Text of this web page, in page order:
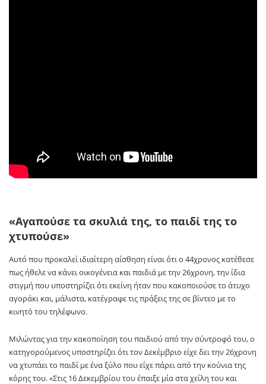
«Αγαπούσε τα σκυλιά της, το παιδί της το
χτυπούσε»
Αυτό που προκαλεί ιδιαίτερη αίσθηση είναι ότι ο 44χρονος κατέθεσε
πως ήθελε να κάνει οικογένεια και παιδιά με την 26χρονη, την ίδια
στιγμή που υποστηρίζει ότι εκείνη ήταν που κακοποιούσε το άτυχο
αγοράκι και, μάλιστα, κατέγραφε τις πράξεις της σε βίντεο με το
κινητό του τηλέφωνο.
Μιλώντας για την κακοποίηση του παιδιού από την σύντροφό του, ο
κατηγορούμενος υποστηρίζει ότι τον Δεκέμβριο είχε δει την 26χρονη
να χτυπάει το παιδί με ένα ξύλο που είχε πάρει από την κούνια της
κόρης του. «Στις 16 Δεκεμβρίου του έπαιξε μία στα χείλη του και